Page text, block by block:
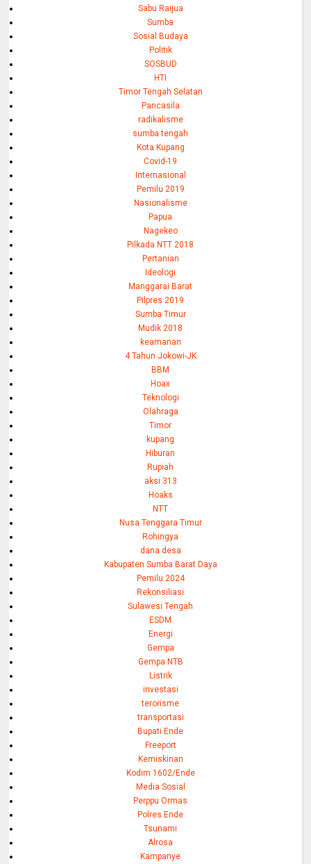
Sabu Raijua
Sumba
Sosial Budaya
Politik
SOSBUD
HTI
Timor Tengah Selatan
Pancasila
radikalisme
sumba tengah
Kota Kupang
Covid-19
Internasional
Pemilu 2019
Nasionalisme
Papua
Nagekeo
Pilkada NTT 2018
Pertanian
Ideologi
Manggarai Barat
Pilpres 2019
Sumba Timur
Mudik 2018
keamanan
4 Tahun Jokowi-JK
BBM
Hoax
Teknologi
Olahraga
Timor
kupang
Hiburan
Rupiah
aksi 313
Hoaks
NTT
Nusa Tenggara Timur
Rohingya
dana desa
Kabupaten Sumba Barat Daya
Pemilu 2024
Rekonsiliasi
Sulawesi Tengah
ESDM
Energi
Gempa
Gempa NTB
Listrik
investasi
terorisme
transportasi
Bupati Ende
Freeport
Kemiskinan
Kodim 1602/Ende
Media Sosial
Perppu Ormas
Polres Ende
Tsunami
Alrosa
Kampanye